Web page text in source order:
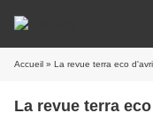
Accueil » La revue terra eco
La revue terra